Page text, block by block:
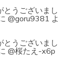
とうございまし
@goru9381 よ
とうございまし
@桜たえ-x6p